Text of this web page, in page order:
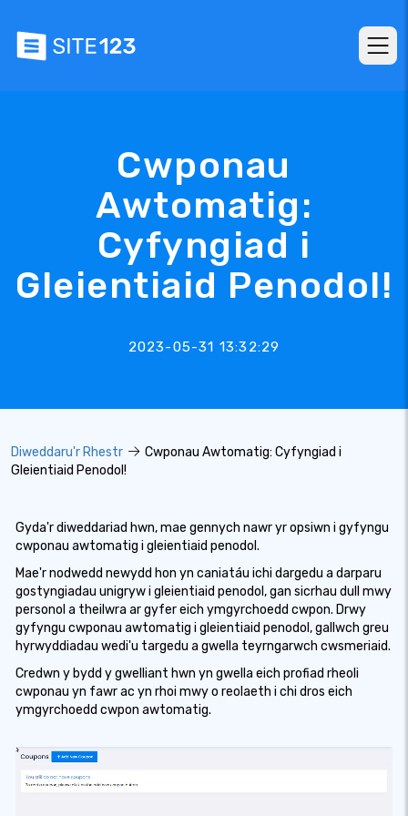
Cwponau
Awtomatig:
Cyfyngiad i
Gleientiaid Penodol!
2023-05-31 13:32:29
Diweddaru'r Rhestr
Cwponau Awtomatig: Cyfyngiad i
Gleientiaid Penodol!
Gyda'r diweddariad hwn, mae gennych nawr yr opsiwn i gyfyngu
cwponau awtomatig i gleientiaid penodol.
Mae'r nodwedd newydd hon yn caniatáu ichi dargedu a darparu
gostyngiadau unigryw i gleientiaid penodol, gan sicrhau dull mwy
personol a theilwra ar gyfer eich ymgyrchoedd cwpon. Drwy
gyfyngu cwponau awtomatig i gleientiaid penodol, gallwch greu
hyrwyddiadau wedi'u targedu a gwella teyrngarwch cwsmeriaid.
Credwn y bydd y gwelliant hwn yn gwella eich profiad rheoli
cwponau yn fawr ac yn rhoi mwy o reolaeth i chi dros eich
ymgyrchoedd cwpon awtomatig.